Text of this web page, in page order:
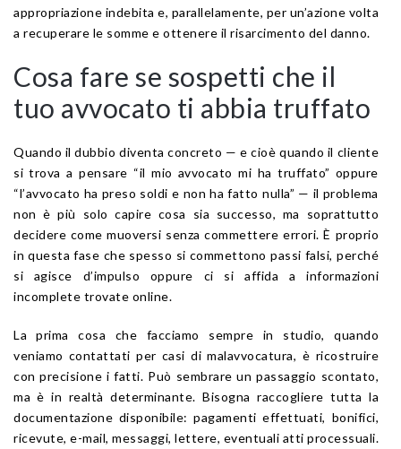
appropriazione indebita e, parallelamente, per un’azione volta
a recuperare le somme e ottenere il risarcimento del danno.
Cosa fare se sospetti che il
tuo avvocato ti abbia truffato
Quando il dubbio diventa concreto — e cioè quando il cliente
si trova a pensare “il mio avvocato mi ha truffato” oppure
“l’avvocato ha preso soldi e non ha fatto nulla” — il problema
non è più solo capire cosa sia successo, ma soprattutto
decidere come muoversi senza commettere errori. È proprio
in questa fase che spesso si commettono passi falsi, perché
si agisce d’impulso oppure ci si affida a informazioni
incomplete trovate online.
La prima cosa che facciamo sempre in studio, quando
veniamo contattati per casi di malavvocatura, è ricostruire
con precisione i fatti. Può sembrare un passaggio scontato,
ma è in realtà determinante. Bisogna raccogliere tutta la
documentazione disponibile: pagamenti effettuati, bonifici,
ricevute, e-mail, messaggi, lettere, eventuali atti processuali.